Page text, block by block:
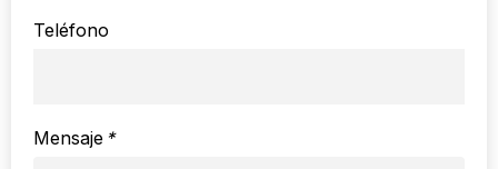
Teléfono
*
Mensaje